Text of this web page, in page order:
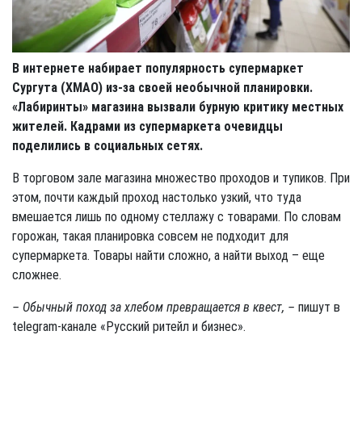
В интернете набирает популярность супермаркет
Сургута (ХМАО) из-за своей необычной планировки.
«Лабиринты» магазина вызвали бурную критику местных
жителей. Кадрами из супермаркета очевидцы
поделились в социальных сетях.
В торговом зале магазина множество проходов и тупиков. При
этом, почти каждый проход настолько узкий, что туда
вмешается лишь по одному стеллажу с товарами. По словам
горожан, такая планировка совсем не подходит для
супермаркета. Товары найти сложно, а найти выход – еще
сложнее.
– Обычный поход за хлебом превращается в квест, – пишут в
telegram-канале «Русский ритейл и бизнес».